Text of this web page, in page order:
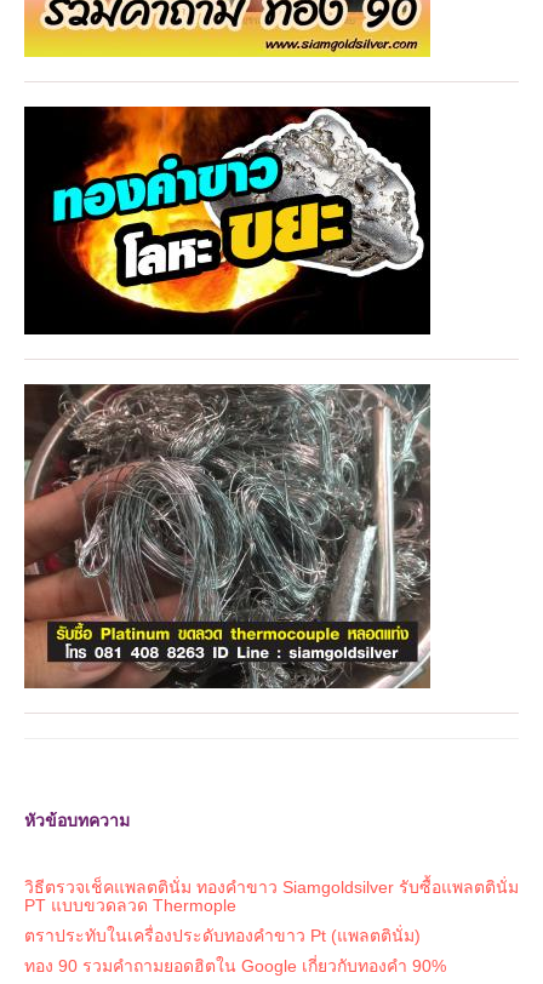
หัวข้อบทความ
วิธีตรวจเช็คแพลตตินั่ม ทองคำขาว Siamgoldsilver รับซื้อแพลตตินั่ม
PT แบบขวดลวด Thermople
ตราประทับในเครื่องประดับทองคำขาว Pt (แพลตตินั่ม)
ทอง 90 รวมคำถามยอดฮิตใน Google เกี่ยวกับทองคำ 90%